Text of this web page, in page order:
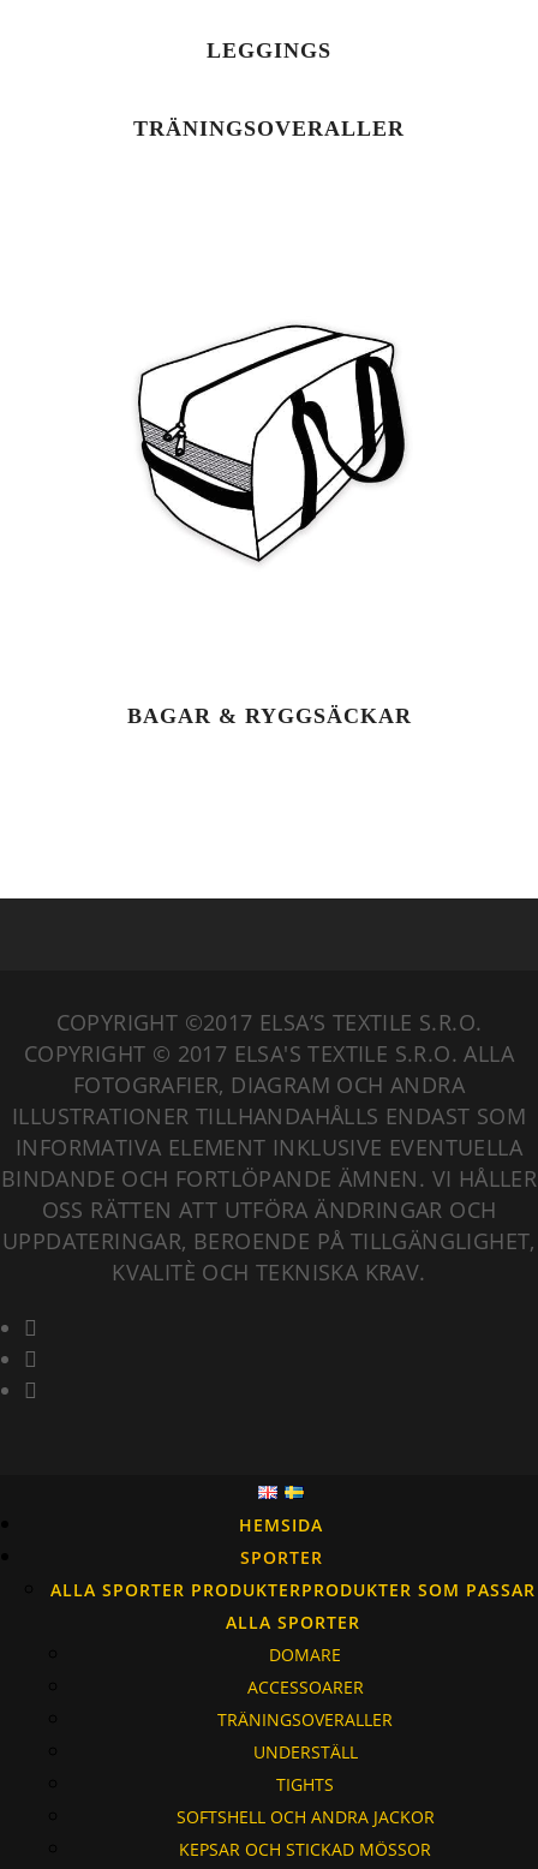
LEGGINGS
TRÄNINGSOVERALLER
BAGAR & RYGGSÄCKAR
COPYRIGHT ©2017 ELSA’S TEXTILE S.R.O.
COPYRIGHT © 2017 ELSA'S TEXTILE S.R.O. ALLA
FOTOGRAFIER, DIAGRAM OCH ANDRA
ILLUSTRATIONER TILLHANDAHÅLLS ENDAST SOM
INFORMATIVA ELEMENT INKLUSIVE EVENTUELLA
BINDANDE OCH FORTLÖPANDE ÄMNEN. VI HÅLLER
OSS RÄTTEN ATT UTFÖRA ÄNDRINGAR OCH
UPPDATERINGAR, BEROENDE PÅ TILLGÄNGLIGHET,
KVALITÈ OCH TEKNISKA KRAV.
HEMSIDA
SPORTER
ALLA SPORTER PRODUKTERPRODUKTER SOM PASSAR
ALLA SPORTER
DOMARE
ACCESSOARER
TRÄNINGSOVERALLER
UNDERSTÄLL
TIGHTS
SOFTSHELL OCH ANDRA JACKOR
KEPSAR OCH STICKAD MÖSSOR